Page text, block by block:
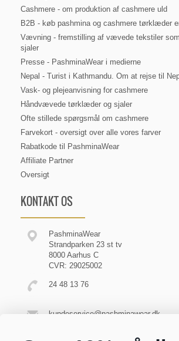
Cashmere - om produktion af cashmere uld
B2B - køb pashmina og cashmere tørklæder
Vævning - fremstilling af vævede tekstiler
sjaler
Presse - PashminaWear i medierne
Nepal - Turist i Kathmandu. Om at rejse til
Vask- og plejeanvisning for cashmere
Håndvævede tørklæder og sjaler
Ofte stillede spørgsmål om cashmere
Farvekort - oversigt over alle vores farver
Rabatkode til PashminaWear
Affiliate Partner
Oversigt
KONTAKT OS
PashminaWear
Strandparken 23 st tv
8000 Aarhus C
CVR: 29025002
24 48 13 76
kundeservice@pashminawear.dk